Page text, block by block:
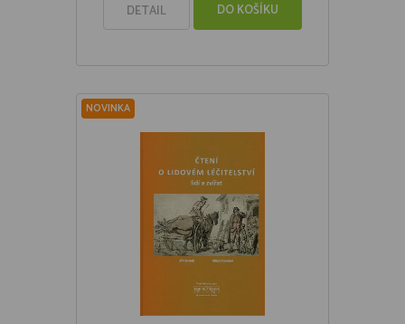
DETAIL DO KOŠÍKU
NOVINKA